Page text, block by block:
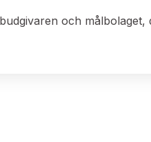
och målbolaget,